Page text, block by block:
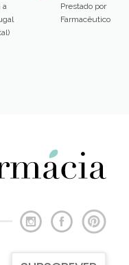
a
Prestado por
Farmacêutico